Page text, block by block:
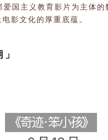
主义教育影片为主体的
影文化的厚重底蕴。